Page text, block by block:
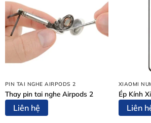
1. Dấu hiệu cho thấy bạn
hình Honor 90 Lite ngay
Việc nhận biết đúng thời điểm cần
tránh được các hư hỏng lây lan sang
Lỗi hiển thị:
Màn hình xuất hiện
đốm đen (mực) hoặc bị ám màu,
PIN TAI NGHE AIRPODS 2
Thay pin tai nghe Airpods 2
Liên hệ
XIAOMI
Ép Kính
Liên